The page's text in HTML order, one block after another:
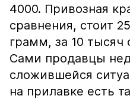
4000. Привозная
сравнения, стоит
грамм, за 10 тысяч
Сами продавцы
сложившейся
на прилавке есть